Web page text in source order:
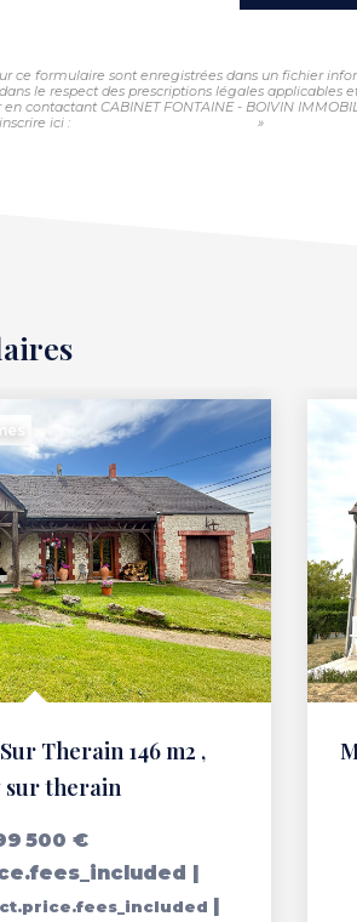
ce formulaire sont enregistrées dans un fichier
le respect des prescriptions légales applicables
contactant CABINET FONTAINE - BOIVIN
ici :
»
Therain 146 m2 ,
therain
500 €
|
|